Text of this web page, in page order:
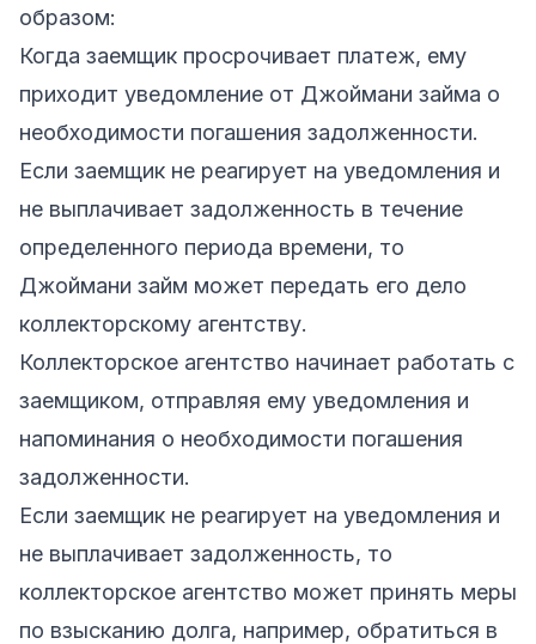
образом:
Когда заемщик просрочивает платеж, ему
приходит уведомление от Джоймани займа о
необходимости погашения задолженности.
Если заемщик не реагирует на уведомления и
не выплачивает задолженность в течение
определенного периода времени, то
Джоймани займ может передать его дело
коллекторскому агентству.
Коллекторское агентство начинает работать с
заемщиком, отправляя ему уведомления и
напоминания о необходимости погашения
задолженности.
Если заемщик не реагирует на уведомления и
не выплачивает задолженность, то
коллекторское агентство может принять меры
по взысканию долга, например, обратиться в